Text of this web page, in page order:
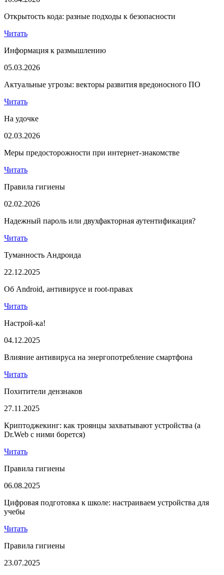
Открытость кода: разные подходы к безопасности
Читать
Информация к размышлению
05.03.2026
Актуальные угрозы: векторы развития вредоносного ПО
Читать
На удочке
02.03.2026
Меры предосторожности при интернет-знакомстве
Читать
Правила гигиены
02.02.2026
Надежный пароль или двухфакторная аутентификация?
Читать
Туманность Андроида
22.12.2025
Об Android, антивирусе и root-правах
Читать
Настрой-ка!
04.12.2025
Влияние антивируса на энергопотребление смартфона
Читать
Похитители дензнаков
27.11.2025
Криптоджекинг: как троянцы захватывают устройства (а
Dr.Web с ними борется)
Читать
Правила гигиены
06.08.2025
Цифровая подготовка к школе: настраиваем устройства для
учебы
Читать
Правила гигиены
23.07.2025